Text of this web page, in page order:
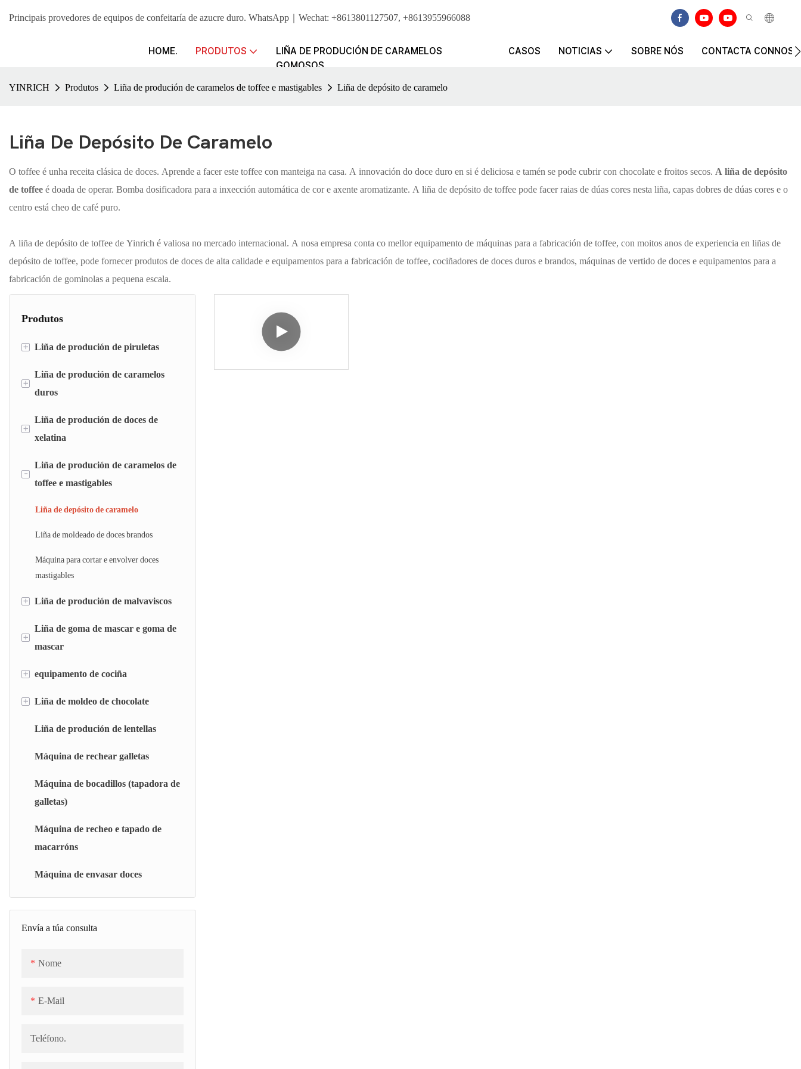
Principais provedores de equipos de confeitaría de azucre duro. WhatsApp｜Wechat: +8613801127507, +8613955966088
HOME. PRODUTOS
LIÑA DE PRODUCIÓN DE CARAMELOS
GOMOSOS
CASOS NOTICIAS SOBRE NÓS CONTACTA
YINRICH Produtos Liña de produción de caramelos de toffee e mastigables Liña de depósito de caramelo
Liña De Depósito De Caramelo
O toffee é unha receita clásica de doces. Aprende a facer este toffee con manteiga na casa. A innovación do doce duro en si é deliciosa e tamén se pode cubrir con chocolate e froitos secos. A liña de depósito
de toffee é doada de operar. Bomba dosificadora para a inxección automática de cor e axente aromatizante. A liña de depósito de toffee pode facer raias de dúas cores nesta liña, capas dobres de dúas cores e o
centro está cheo de café puro.
A liña de depósito de toffee de Yinrich é valiosa no mercado internacional. A nosa empresa conta co mellor equipamento de máquinas para a fabricación de toffee, con moitos anos de experiencia en liñas de
depósito de toffee, pode fornecer produtos de doces de alta calidade e equipamentos para a fabricación de toffee, cociñadores de doces duros e brandos, máquinas de vertido de doces e equipamentos para a
fabricación de gominolas a pequena escala.
Produtos
+ Liña de produción de piruletas
liña de depósito de piruletas
liña de moldeado de piruletas
Máquina de moldear e envolver piruletas
planas
+
Liña de produción de caramelos
duros
Liña de depósito de caramelos duros
Liña de moldeado de caramelos duros
Máquina de envasar doces
+
Liña de produción de doces de
xelatina
Liña de depósito de doces de xelatina
Máquina de magnates de xelatina
-
Liña de produción de caramelos de
toffee e mastigables
Liña de depósito de caramelo
Liña de moldeado de doces brandos
Máquina para cortar e envolver doces
mastigables
+ Liña de produción de malvaviscos
Liña de marshmallow depositada
Liña de malvavisco extruída
+
Liña de goma de mascar e goma de
mascar
Liña de goma de mascar tipo almofada
Liña de goma de mascar tipo oco
+ equipamento de cociña
Sistema de pesaxe automática (AWS)
Sistema de disolución rápida (RDS)
Cociña de cámara instantánea (FCC)
Cociña de película fina (BM)
Unidade de cocción ao baleiro por lotes
(CJC)
Correa de refrixeración (SCB)
+ Liña de moldeo de chocolate
Máquina de envolver chocolate
Liña de produción de lentellas
Máquina de rechear galletas
Máquina de bocadillos (tapadora de
galletas)
Máquina de recheo e tapado de
macarróns
Máquina de envasar doces
Envía a túa consulta
Nome
E-Mail
Teléfono.